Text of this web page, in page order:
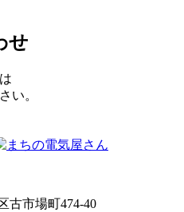
せ
い。
古市場町474-40